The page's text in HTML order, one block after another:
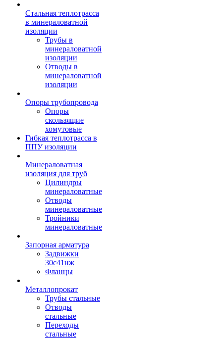
Стальная теплотрасса
в минераловатной
изоляции
Трубы в
минераловатной
изоляции
Отводы в
минераловатной
изоляции
Опоры трубопровода
Опоры
скользящие
хомутовые
Гибкая теплотрасса в
ППУ изоляции
Минераловатная
изоляция для труб
Цилиндры
минераловатные
Отводы
минераловатные
Тройники
минераловатные
Запорная арматура
Задвижки
30с41нж
Фланцы
Металлопрокат
Трубы стальные
Отводы
стальные
Переходы
стальные